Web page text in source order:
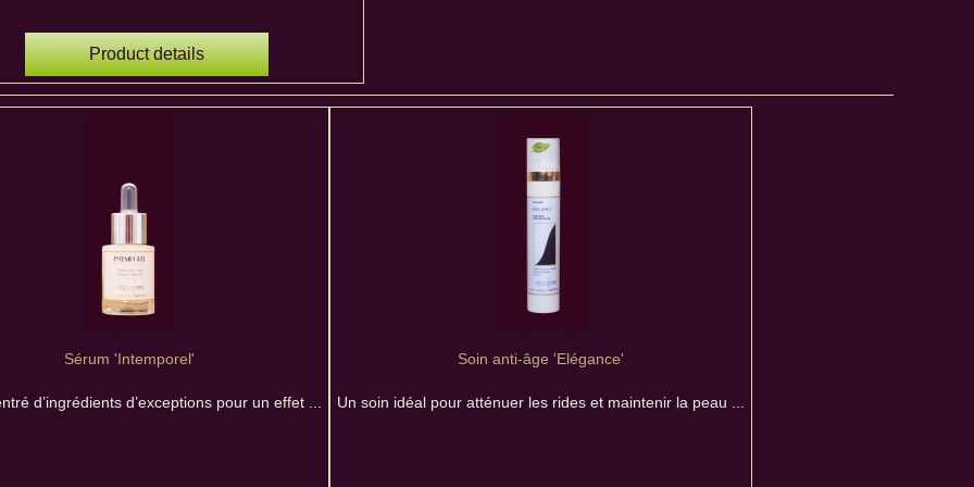
Product details
Sérum 'Intemporel'
d’ingrédients d’exceptions pour un effet ...
Soin anti-âge 'Elégance'
Un soin idéal pour atténuer les rides et maintenir la peau ...